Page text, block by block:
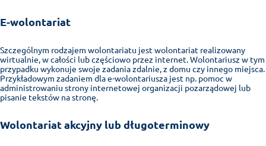
E-wolontariat
Szczególnym rodzajem wolontariatu jest wolontariat realizowany
wirtualnie, w całości lub częściowo przez internet. Wolontariusz w tym
przypadku wykonuje swoje zadania zdalnie, z domu czy innego miejsca.
Przykładowym zadaniem dla e-wolontariusza jest np. pomoc w
administrowaniu strony internetowej organizacji pozarządowej lub
pisanie tekstów na stronę.
Wolontariat akcyjny lub długoterminowy